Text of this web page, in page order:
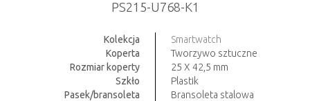
PS215-U768-K1
Kolekcja
Smartwatch
Koperta
Tworzywo sztuczne
Rozmiar koperty
25 X 42,5 mm
Szkło
Plastik
Pasek/bransoleta
Bransoleta stalowa